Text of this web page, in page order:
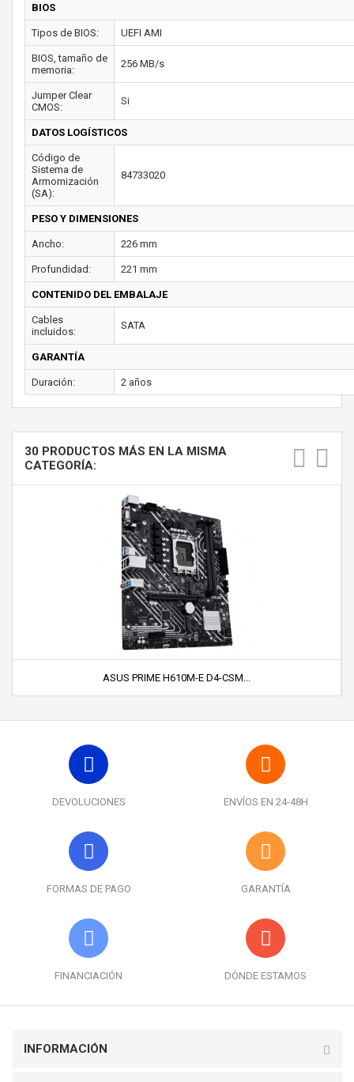
BIOS
Tipos de BIOS: UEFI AMI
BIOS, tamaño de
memoria:
256 MB/s
Jumper Clear
CMOS:
Si
DATOS LOGÍSTICOS
Código de
Sistema de
Armomización
(SA):
84733020
PESO Y DIMENSIONES
Ancho: 226 mm
Profundidad: 221 mm
CONTENIDO DEL EMBALAJE
Cables
incluidos:
SATA
GARANTÍA
Duración: 2 años
30 PRODUCTOS MÁS EN LA MISMA
CATEGORÍA:
ASUS PRIME H610M-E D4-CSM...
DEVOLUCIONES ENVÍOS EN 24-48H
FORMAS DE PAGO GARANTÍA
FINANCIACIÓN DÓNDE ESTAMOS
INFORMACIÓN